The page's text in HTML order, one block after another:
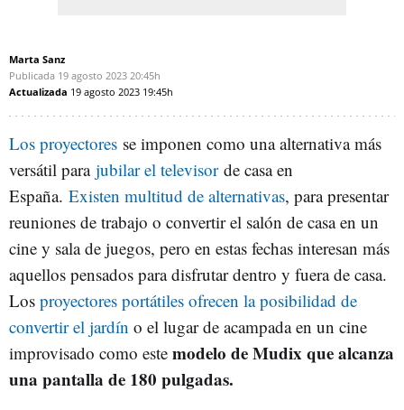
Marta Sanz
Publicada 19 agosto 2023 20:45h
Actualizada 19 agosto 2023 19:45h
Los proyectores se imponen como una alternativa más
versátil para jubilar el televisorde casa en
España. Existen multitud de alternativas, para presentar
reuniones de trabajo o convertir el salón de casa en un
cine y sala de juegos, pero en estas fechas interesan más
aquellos pensados para disfrutar dentro y fuera de casa.
Los proyectores portátiles ofrecen la posibilidad de
convertir el jardín o el lugar de acampada en un cine
improvisado como este modelo de Mudix que alcanza
una pantalla de 180 pulgadas.